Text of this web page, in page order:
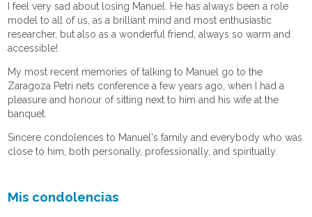
I feel very sad about losing Manuel. He has always been a role
model to all of us, as a brilliant mind and most enthusiastic
researcher, but also as a wonderful friend, always so warm and
accessible!
My most recent memories of talking to Manuel go to the
Zaragoza Petri nets conference a few years ago, when I had a
pleasure and honour of sitting next to him and his wife at the
banquet.
Sincere condolences to Manuel's family and everybody who was
close to him, both personally, professionally, and spiritually.
Mis condolencias